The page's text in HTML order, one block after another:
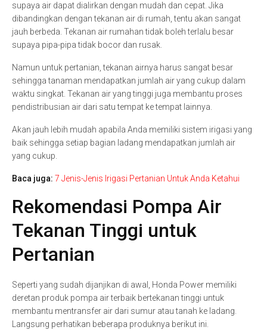
supaya air dapat dialirkan dengan mudah dan cepat. Jika
dibandingkan dengan tekanan air di rumah, tentu akan sangat
jauh berbeda. Tekanan air rumahan tidak boleh terlalu besar
supaya pipa-pipa tidak bocor dan rusak.
Namun untuk pertanian, tekanan airnya harus sangat besar
sehingga tanaman mendapatkan jumlah air yang cukup dalam
waktu singkat. Tekanan air yang tinggi juga membantu proses
pendistribusian air dari satu tempat ke tempat lainnya.
Akan jauh lebih mudah apabila Anda memiliki sistem irigasi yang
baik sehingga setiap bagian ladang mendapatkan jumlah air
yang cukup.
Baca juga: 7 Jenis-Jenis Irigasi Pertanian Untuk Anda Ketahui
Rekomendasi Pompa Air
Tekanan Tinggi untuk
Pertanian
Seperti yang sudah dijanjikan di awal, Honda Power memiliki
deretan produk pompa air terbaik bertekanan tinggi untuk
membantu mentransfer air dari sumur atau tanah ke ladang.
Langsung perhatikan beberapa produknya berikut ini.